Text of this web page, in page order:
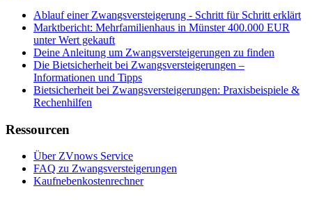
Ablauf einer Zwangsversteigerung - Schritt für Schritt erklärt
Marktbericht: Mehrfamilienhaus in Münster 400.000 EUR
unter Wert gekauft
Deine Anleitung um Zwangsversteigerungen zu finden
Die Bietsicherheit bei Zwangsversteigerungen –
Informationen und Tipps
Bietsicherheit bei Zwangsversteigerungen: Praxisbeispiele &
Rechenhilfen
Ressourcen
Über ZVnows Service
FAQ zu Zwangsversteigerungen
Kaufnebenkostenrechner